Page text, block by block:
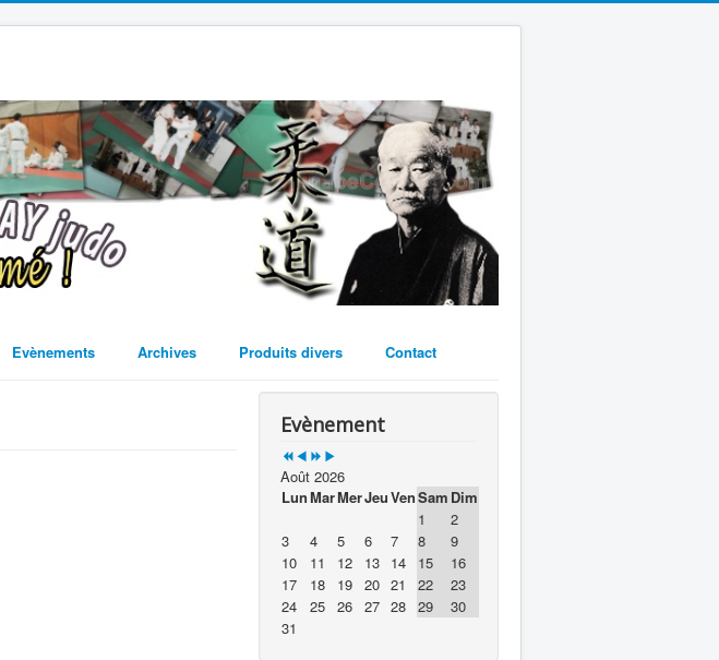
Evènements Archives Produits divers Contact
Evènement
Août 2026
LunMarMerJeuVenSam Dim
1
2
3
4 5 6 7 8
9
10
11 12 13 14 15
16
17
18 19 20 21 22
23
24
25 26 27 28 29
30
31